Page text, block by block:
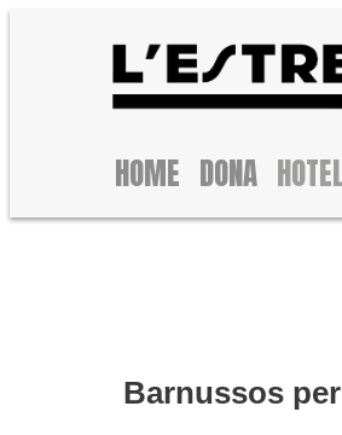
HOME DONA
Barnussos